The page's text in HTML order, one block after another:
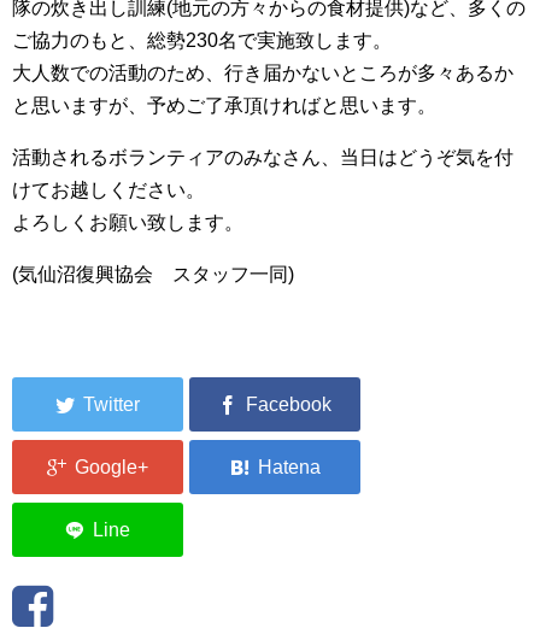
隊の炊き出し訓練(地元の方々からの食材提供)など、多くの
ご協力のもと、総勢230名で実施致します。
大人数での活動のため、行き届かないところが多々あるか
と思いますが、予めご了承頂ければと思います。
活動されるボランティアのみなさん、当日はどうぞ気を付
けてお越しください。
よろしくお願い致します。
(気仙沼復興協会 スタッフ一同)
港町の編みっ娘ぶらぐ
編みっ娘たち紹介
KRA BLOG
リンク